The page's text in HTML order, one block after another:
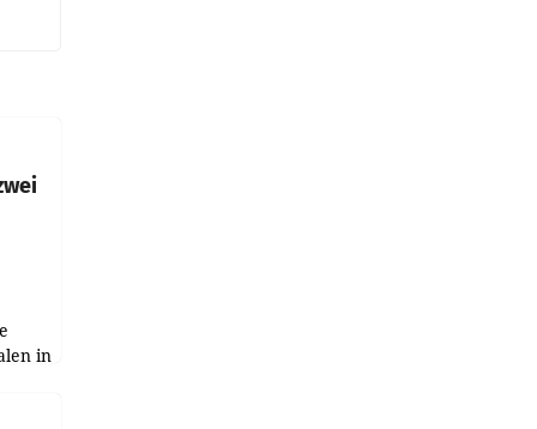
in
in